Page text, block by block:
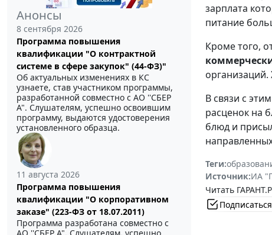
Анонсы
8 сентября 2026
Программа повышения
квалификации "О контрактной
системе в сфере закупок" (44-ФЗ)"
Об актуальных изменениях в КС
узнаете, став участником программы,
разработанной совместно с АО ''СБЕР
А". Слушателям, успешно освоившим
программу, выдаются удостоверения
установленного образца.
11 августа 2026
Программа повышения
квалификации "О корпоративном
заказе" (223-ФЗ от 18.07.2011)
Программа разработана совместно с
зарплата
питание
Кроме того,
организаций.
В связи с
расценок на
блюд и
Теги:
Источник:ИА
Читать